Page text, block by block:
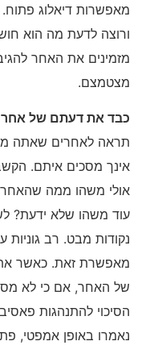
מאפשרות דיאלוג
ורוצה לדעת מה הוא
מזמינים את האחר
מצטמצם.
כבד את דעתם של
תראה לאחרים שאתה
אינך מסכים איתם.
אולי משהו ממה
עוד משהו שלא ידעת?
נקודות מבט. רב
מאפשרת זאת. כאשר
של האחר, אם כי לא
הסיכוי להתנהגות
נאמרו באופן אמפטי,